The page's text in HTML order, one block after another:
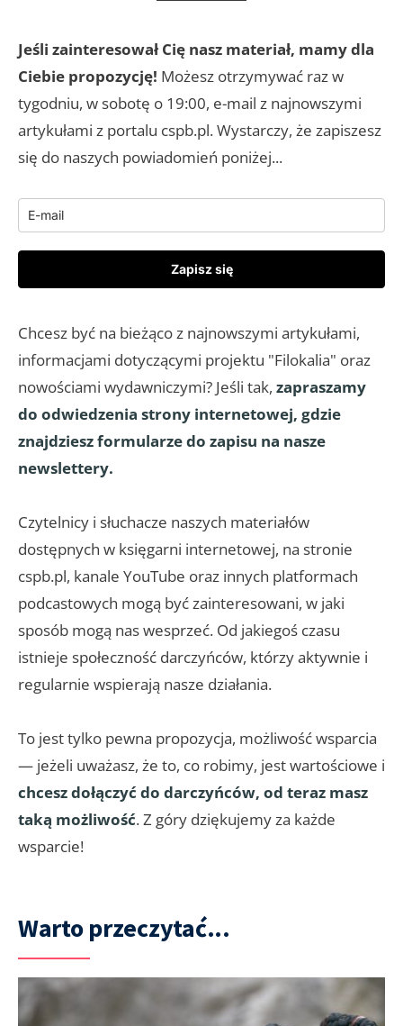
Jeśli zainteresował Cię nasz materiał, mamy dla
Ciebie propozycję! Możesz otrzymywać raz w
tygodniu, w sobotę o 19:00, e-mail z najnowszymi
artykułami z portalu cspb.pl. Wystarczy, że zapiszesz
się do naszych powiadomień poniżej...
Zapisz się
Chcesz być na bieżąco z najnowszymi artykułami,
informacjami dotyczącymi projektu "Filokalia" oraz
nowościami wydawniczymi? Jeśli tak, zapraszamy
do odwiedzenia strony internetowej, gdzie
znajdziesz formularze do zapisu na nasze
newslettery.
Czytelnicy i słuchacze naszych materiałów
dostępnych w księgarni internetowej, na stronie
cspb.pl, kanale YouTube oraz innych platformach
podcastowych mogą być zainteresowani, w jaki
sposób mogą nas wesprzeć. Od jakiegoś czasu
istnieje społeczność darczyńców, którzy aktywnie i
regularnie wspierają nasze działania.
To jest tylko pewna propozycja, możliwość wsparcia
— jeżeli uważasz, że to, co robimy, jest wartościowe i
chcesz dołączyć do darczyńców, od teraz masz
taką możliwość. Z góry dziękujemy za każde
wsparcie!
Warto przeczytać...